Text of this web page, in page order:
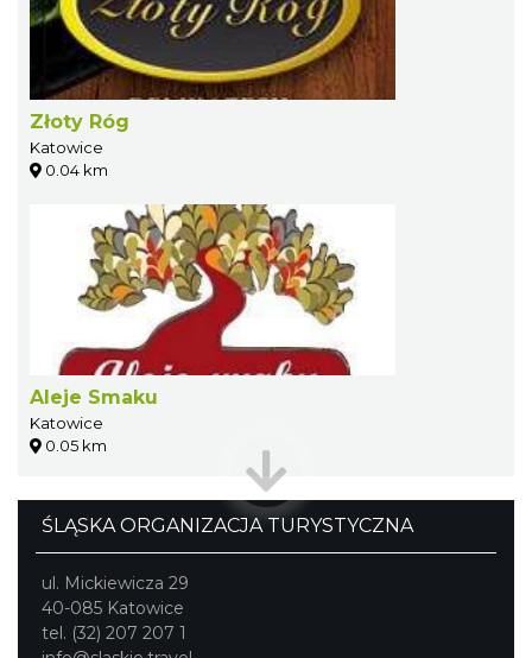
Złoty Róg
Katowice
0.04 km
Aleje Smaku
Katowice
0.05 km
ŚLĄSKA ORGANIZACJA TURYSTYCZNA
ul. Mickiewicza 29
40-085 Katowice
tel. (32) 207 207 1